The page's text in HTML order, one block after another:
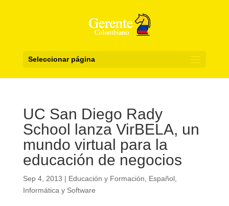
Seleccionar página
UC San Diego Rady
School lanza VirBELA, un
mundo virtual para la
educación de negocios
Sep 4, 2013 | Educación y Formación Español,
Informática y Software